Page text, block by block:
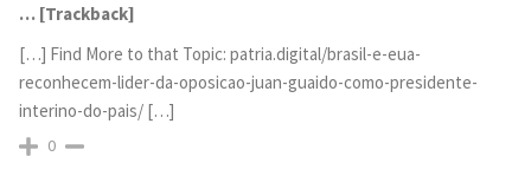
… [Trackback]
[…] Find More to that Topic: patria.digital/brasil-e-eua-
reconhecem-lider-da-oposicao-juan-guaido-como-presidente-
interino-do-pais/ […]
0